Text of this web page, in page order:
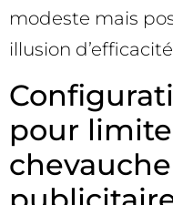
modeste mais
illusion
pour